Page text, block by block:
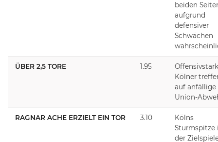
beiden
aufgrund
defensiver
Schwächen
ÜBER 2,5 TORE 1.95
Kölner
auf anfällige
Union-
RAGNAR ACHE ERZIELT EIN TOR 3.10
Kölns
Sturmspitze
der